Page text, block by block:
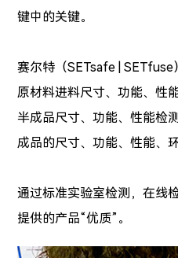
键中的关键。
赛尔特 （SETsafe | SETfuse
原材料进料尺寸、功能、性
半成品尺寸、功能、性能检测
成品的尺寸、功能、性能、
通过标准实验室检测，在线
提供的产品“优质” 。